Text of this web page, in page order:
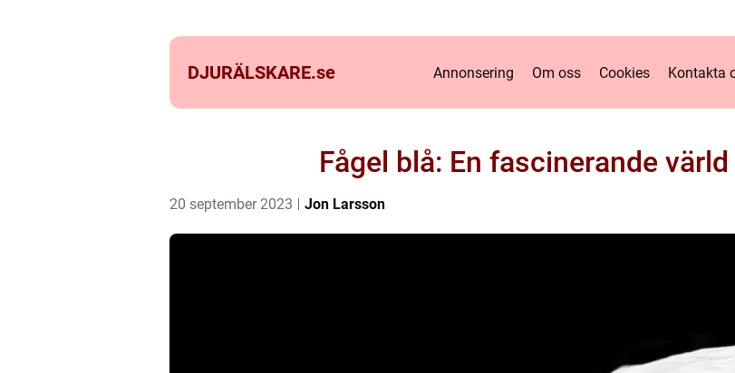
DJURÄLSKARE.se Annonsering Om oss Cookies Kontakta
Fågel blå: En fascinerande
20 september 2023 Jon Larsson